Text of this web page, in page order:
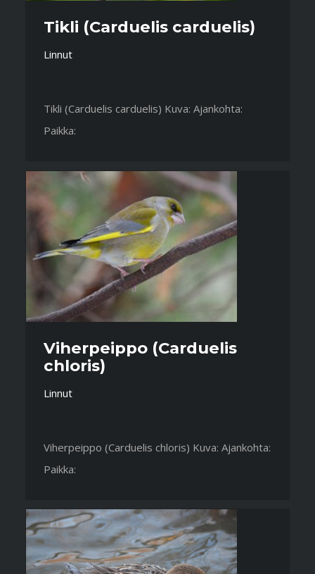
Tikli (Carduelis carduelis)
Linnut
Tikli (Carduelis carduelis) Kuva: Ajankohta:
Paikka:
Viherpeippo (Carduelis
chloris)
Linnut
Viherpeippo (Carduelis chloris) Kuva: Ajankohta:
Paikka: